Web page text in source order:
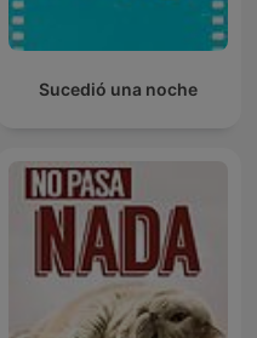
Sucedió una noche